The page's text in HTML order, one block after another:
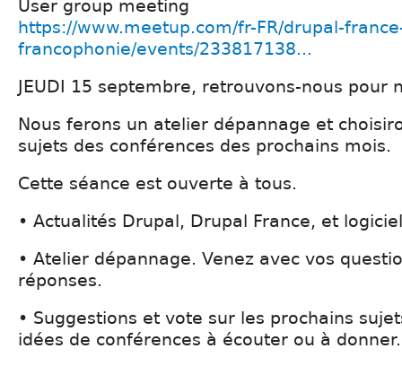
User group meeting
https://www.meetup.com/fr-FR/drupal-
francophonie/events/233817138...
JEUDI 15 septembre, retrouvons-nous pour
Nous ferons un atelier dépannage et
sujets des conférences des prochains mois.
Cette séance est ouverte à tous.
• Actualités Drupal, Drupal France, et
• Atelier dépannage. Venez avec vos
réponses.
• Suggestions et vote sur les prochains
idées de conférences à écouter ou à donner.